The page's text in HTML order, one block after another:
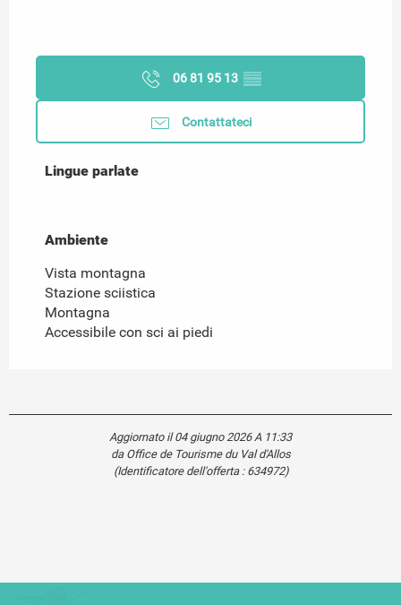
06 81 95 13 ▒▒
Contattateci
Lingue parlate
Lingue parlate
Ambiente
Ambiente
Vista montagna
Stazione sciistica
Montagna
Accessibile con sci ai piedi
Aggiornato il 04 giugno 2026 A 11:33
da Office de Tourisme du Val d'Allos
(Identificatore dell'offerta : 634972)